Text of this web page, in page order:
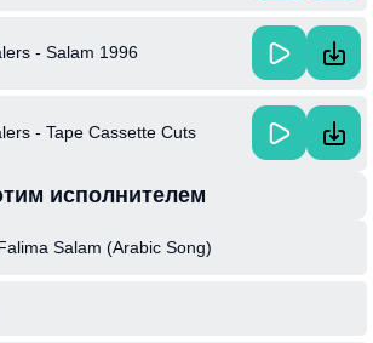
- Salam 1996
- Tape Cassette Cuts
исполнителем
Salam (Arabic Song)